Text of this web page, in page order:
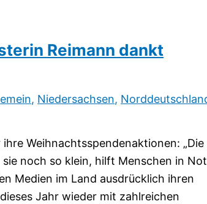
Reimann dankt
, Niedersachsen,
Weihnachtsspendenaktionen: „Die
noch so klein, hilft Menschen in
Medien im Land ausdrücklich ihren
Jahr wieder mit zahlreichen